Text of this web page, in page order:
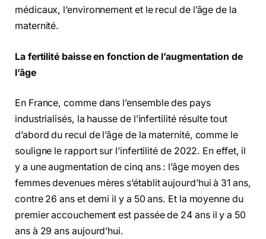
médicaux, l’environnement et le recul de l’âge de la
maternité.
La fertilité baisse en fonction de l’augmentation de
l’âge
En France, comme dans l’ensemble des pays
industrialisés, la hausse de l’infertilité résulte tout
d’abord du recul de l’âge de la maternité, comme le
souligne le rapport sur l’infertilité de 2022. En effet, il
y a une augmentation de cinq ans : l’âge moyen des
femmes devenues mères s’établit aujourd’hui à 31 ans,
contre 26 ans et demi il y a 50 ans. Et la moyenne du
premier accouchement est passée de 24 ans il y a 50
ans à 29 ans aujourd’hui.